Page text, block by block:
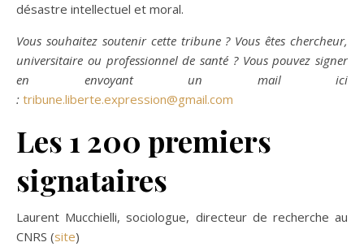
désastre intellectuel et moral.
Vous souhaitez soutenir cette tribune ? Vous êtes chercheur,
universitaire ou professionnel de santé ? Vous pouvez signer
en envoyant un mail ici
: tribune.liberte.expression@gmail.com
Les 1 200 premiers
signataires
Laurent Mucchielli, sociologue, directeur de recherche au
CNRS (site)